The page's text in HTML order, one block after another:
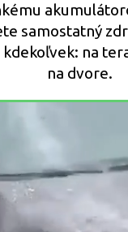
samostatný
na
na dvore.